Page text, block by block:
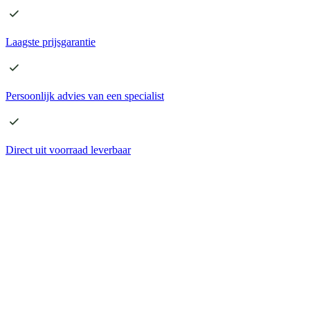
Laagste prijsgarantie
Persoonlijk advies van een specialist
Direct uit voorraad leverbaar